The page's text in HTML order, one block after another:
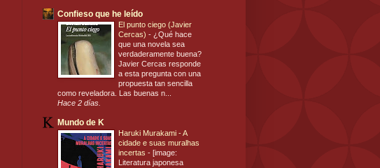
Confieso que he leído
El punto ciego (Javier
Cercas) - ¿Qué hace
que una novela sea
verdaderamente buena?
Javier Cercas responde
a esta pregunta con una
propuesta tan sencilla
como reveladora. Las buenas n...
Hace 2 días.
Mundo de K
Haruki Murakami - A
cidade e suas muralhas
incertas - [image:
Literatura japonesa